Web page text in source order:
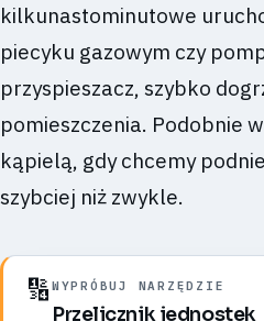
kilkunastominutowe
piecyku gazowym czy
przyspieszacz, szybko
pomieszczenia. Podobnie
kąpielą, gdy chcemy
szybciej niż zwykle.
🔢 WYPRÓBUJ NARZĘDZIE
Przelicznik jednostek